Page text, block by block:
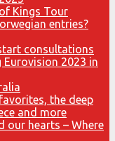
entries?
consultations
2023 in
the deep
and more
our hearts – Where